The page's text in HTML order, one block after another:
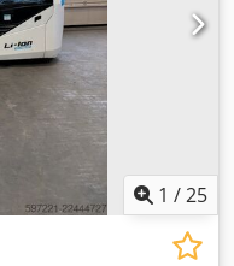
1 /25